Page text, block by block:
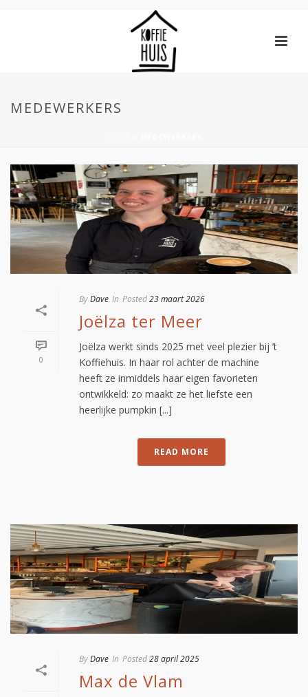
MEDEWERKERS
0
ByDave In Posted23 maart 2026
Joëlza ter Meer
Joëlza werkt sinds 2025 met veel plezier bij ’t
Koffiehuis. In haar rol achter de machine
heeft ze inmiddels haar eigen favorieten
ontwikkeld: zo maakt ze het liefste een
heerlijke pumpkin [...]
READ MORE
ByDave In Posted28 april 2025
Max de Vlam